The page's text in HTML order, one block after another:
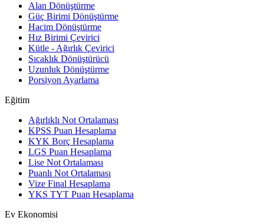
Alan Dönüştürme
Güç Birimi Dönüştürme
Hacim Dönüştürme
Hız Birimi Çevirici
Kütle - Ağırlık Çevirici
Sıcaklık Dönüştürücü
Uzunluk Dönüştürme
Porsiyon Ayarlama
Eğitim
Ağırlıklı Not Ortalaması
KPSS Puan Hesaplama
KYK Borç Hesaplama
LGS Puan Hesaplama
Lise Not Ortalaması
Puanlı Not Ortalaması
Vize Final Hesaplama
YKS TYT Puan Hesaplama
Ev Ekonomisi